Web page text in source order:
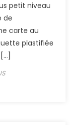
petit niveau
de
carte au
plastifiée